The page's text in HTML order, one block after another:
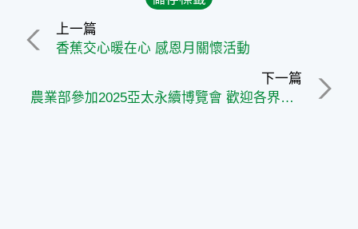
上一篇
香蕉交心暖在心 感恩月關懷活動
下一篇
農業部參加2025亞太永續博覽會 歡迎各界一同瞭解永續農業新價值